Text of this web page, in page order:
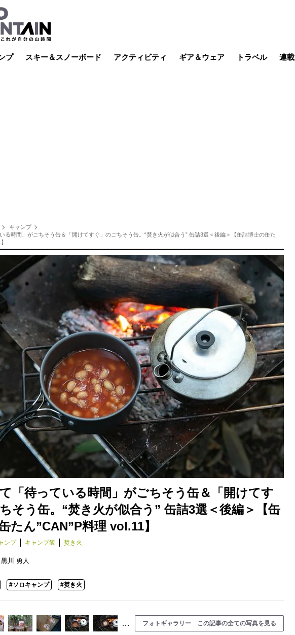
プ スキー＆スノーボード アクティビティ ギア＆ウェア トラベル 連載
キャンプ
る時間」がごちそう缶＆「開けてすぐ」のごちそう缶。“焚き火が似合う” 缶詰3選＜後編＞【缶詰博士の缶た
「待っている時間」がごちそう缶＆「開けてす
そう缶。“焚き火が似合う” 缶詰3選＜後編＞【缶
たん”CAN”P料理 vol.11】
ンプ キャンプ飯 焚き火
黒川 勇人
#ソロキャンプ #焚き火
… フォトギャラリー この記事の全ての写真を見る